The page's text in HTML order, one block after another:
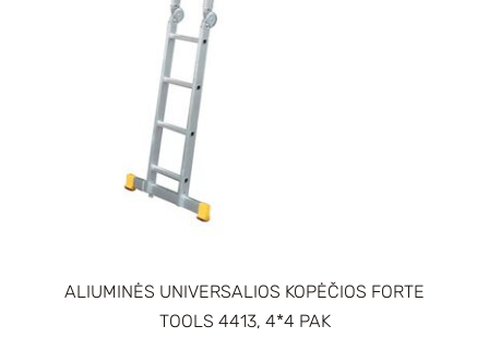
ALIUMINĖS UNIVERSALIOS KOPĖČIOS FORTE
TOOLS 4413, 4*4 PAK